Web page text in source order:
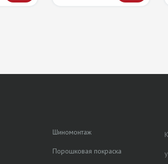
Шиномонтаж
Порошковая покраска